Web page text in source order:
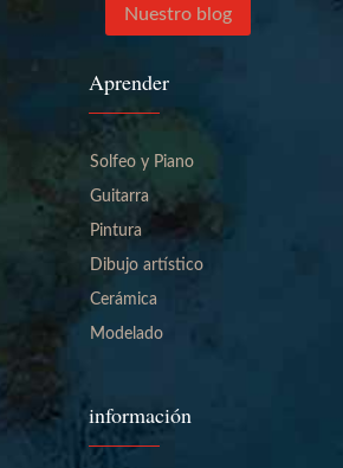
Nuestro blog
Aprender
Solfeo y Piano
Guitarra
Pintura
Dibujo artístico
Cerámica
Modelado
información